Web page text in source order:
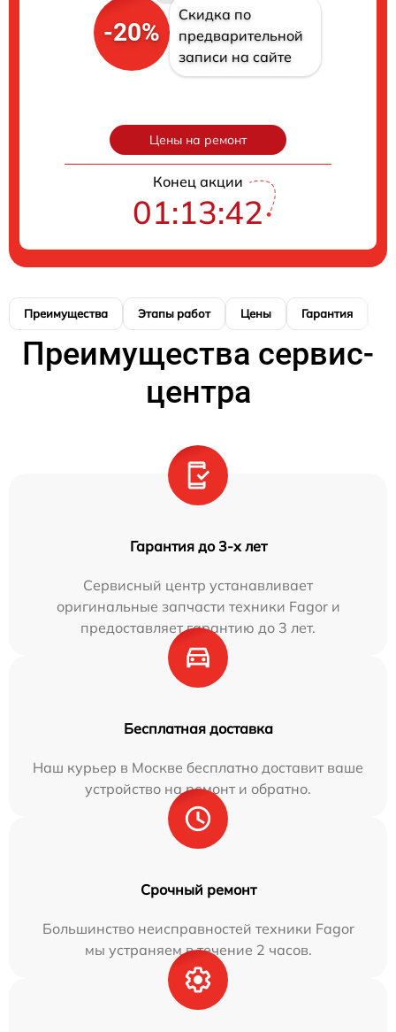
-20%
Скидка по
предварительной
записи на сайте
Цены на ремонт
Конец акции
01:13:40
Преимущества Этапы работ Цены Гарантия
Преимущества сервис-
центра
Гарантия до 3-х лет
Сервисный центр устанавливает
оригинальные запчасти техники Fagor и
предоставляет гарантию до 3 лет.
Бесплатная доставка
Наш курьер в Москве бесплатно доставит ваше
устройство на ремонт и обратно.
Срочный ремонт
Большинство неисправностей техники Fagor
мы устраняем в течение 2 часов.